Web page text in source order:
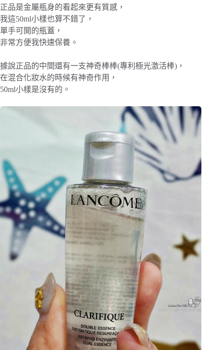
正品是金屬瓶身的看起來更有質感，
我這50ml小樣也算不錯了，
單手可開的瓶蓋，
非常方便我快速保養。
據說正品的中間還有一支神奇棒棒(專利極光激活棒)，
在混合化妝水的時候有神奇作用，
50ml小樣是沒有的。